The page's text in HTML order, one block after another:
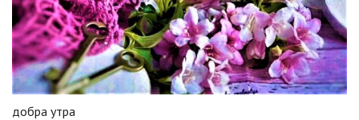
добра утра